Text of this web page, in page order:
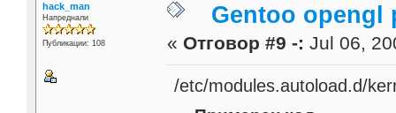
hack_man
Напреднали
Публикации: 108
Gentoo opengl
« Отговор #9 -: Jul 06,
/etc/modules.autoload.d/